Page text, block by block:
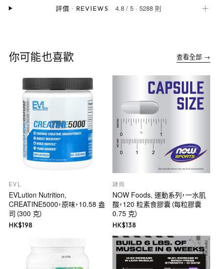
評價 · REVIEWS 4.8 /5 ·5288 則 ＋
你可能也喜歡 查看全部 →
EVL
EVLution Nutrition,
CREATINE5000，原味，10.58 盎
司（300 克）
HK$198
謎尚
NOW Foods, 運動系列，一水肌
酸，120 粒素食膠囊（每粒膠囊
0.75 克）
HK$138